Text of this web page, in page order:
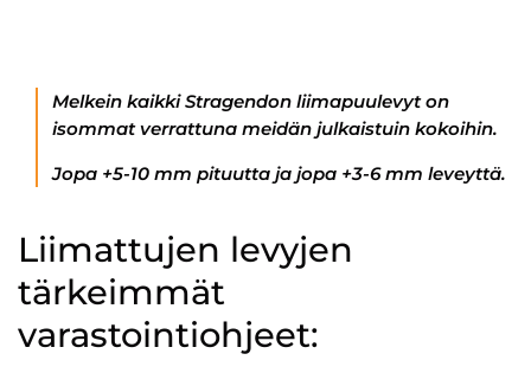
Melkein kaikki Stragendon liimapuulevyt on
isommat verrattuna meidän julkaistuin kokoihin.
Jopa +5-10 mm pituutta ja jopa +3-6 mm leveyttä.
Liimattujen levyjen
tärkeimmät
varastointiohjeet: